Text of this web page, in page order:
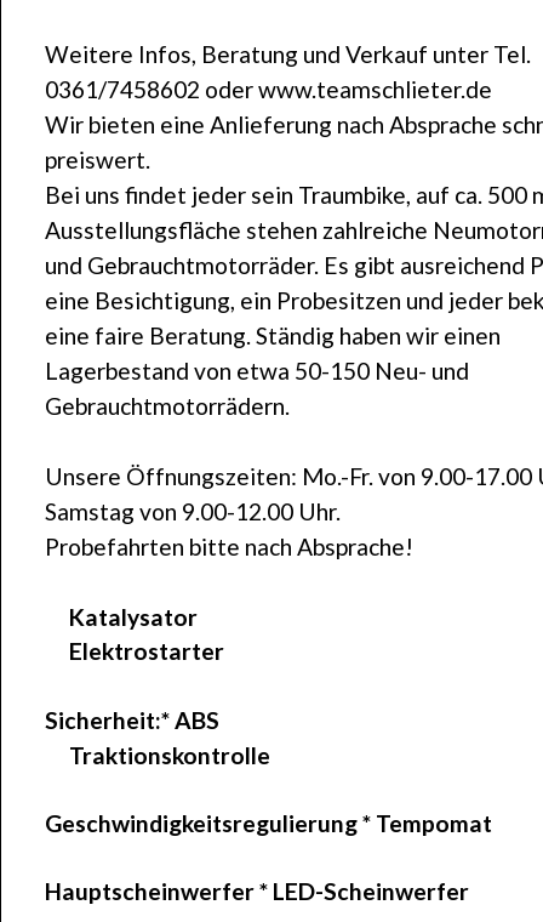
Weitere Infos, Beratung und Verkauf unter Tel.
0361/7458602 oder www.teamschlieter.de
Wir bieten eine Anlieferung nach Absprache
preiswert.
Bei uns findet jeder sein Traumbike, auf ca. 500
Ausstellungsfläche stehen zahlreiche
und Gebrauchtmotorräder. Es gibt ausreichend
eine Besichtigung, ein Probesitzen und jeder
eine faire Beratung. Ständig haben wir einen
Lagerbestand von etwa 50-150 Neu- und
Gebrauchtmotorrädern.
Unsere Öffnungszeiten: Mo.-Fr. von 9.00-17.00
Samstag von 9.00-12.00 Uhr.
Probefahrten bitte nach Absprache!
Katalysator
Elektrostarter
Sicherheit:*ABS
Traktionskontrolle
Geschwindigkeitsregulierung* Tempomat
Hauptscheinwerfer* LED-Scheinwerfer